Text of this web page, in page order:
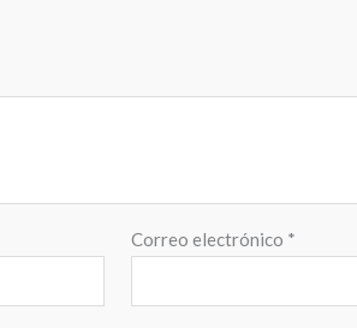
Correo electrónico *